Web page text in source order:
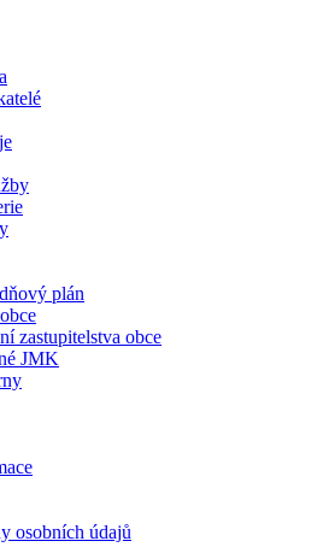
plán
zastupitelstva obce
JMK
osobních údajů